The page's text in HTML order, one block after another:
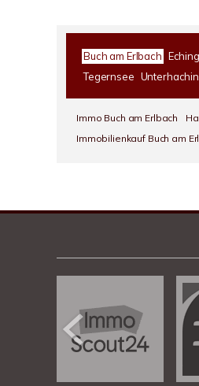
Buch am Erlbach Eching
Tegernsee
Immo Buch am Erlbach
Immobilienkauf Buch am